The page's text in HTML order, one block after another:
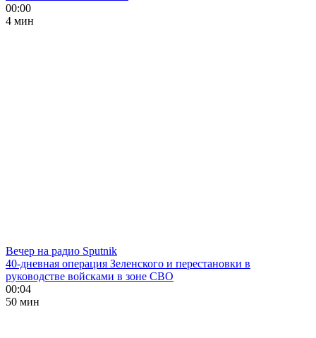
00:00
4 мин
Вечер на радио Sputnik
40-дневная операция Зеленского и перестановки в
руководстве войсками в зоне СВО
00:04
50 мин